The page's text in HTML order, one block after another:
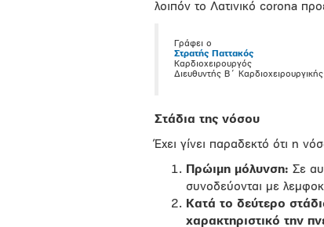
λοιπόν το Λατινικό corona
Γράφει ο
Στρατής Παττακός
Καρδιοχειρουργός
Διευθυντής Β΄ Καρδιοχειρουργικής
Στάδια της νόσου
Έχει γίνει παραδεκτό ότι η
Πρώιμη μόλυνση: Σε
συνοδεύονται με
Κατά το δεύτερο
χαρακτηριστικό την